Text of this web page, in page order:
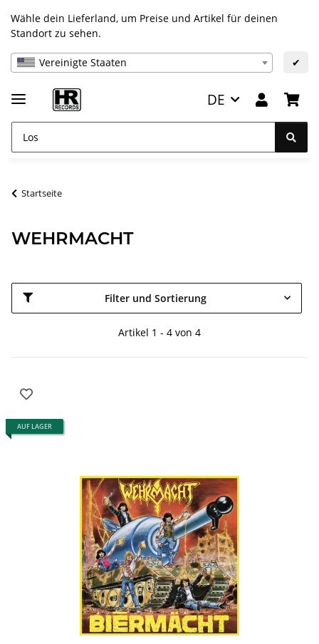
Wähle dein Lieferland, um Preise und Artikel für deinen
Standort zu sehen.
Vereinigte Staaten ✔
DE
Startseite
WEHRMACHT
Filter und Sortierung
Artikel 1 - 4 von 4
AUF LAGER